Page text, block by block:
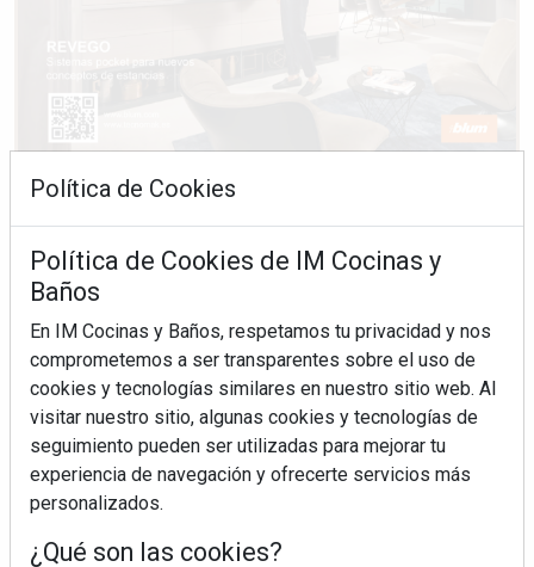
Política de Cookies
Política de Cookies de IM Cocinas y
Baños
En IM Cocinas y Baños, respetamos tu privacidad y nos
comprometemos a ser transparentes sobre el uso de
cookies y tecnologías similares en nuestro sitio web. Al
visitar nuestro sitio, algunas cookies y tecnologías de
seguimiento pueden ser utilizadas para mejorar tu
experiencia de navegación y ofrecerte servicios más
personalizados.
¿Qué son las cookies?